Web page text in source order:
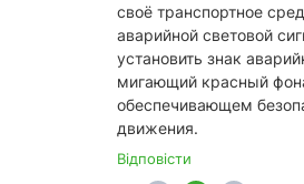
своё транспортное
аварийной световой
установить знак
мигающий красный
обеспечивающем
движения.
Відповісти